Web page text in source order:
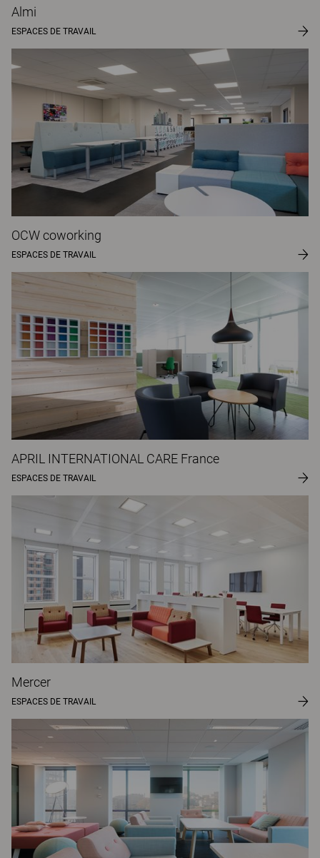
Almi
ESPACES DE TRAVAIL
OCW coworking
ESPACES DE TRAVAIL
APRIL INTERNATIONAL CARE France
ESPACES DE TRAVAIL
Mercer
ESPACES DE TRAVAIL